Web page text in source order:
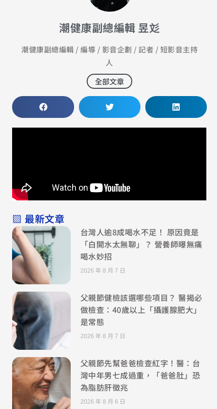
潮健康副總編輯 昱彣
潮健康副總編輯 / 編導 / 影音企劃 / 記者 / 短影音主持
人
全部文章
▧ 最新文章
台灣人逾8成喝水不足！ 原因竟是
「白開水太無聊」？ 營養師曝無痛
喝水妙招
2026 年 8 月 7 日
父親節健檢該選哪些項目？ 醫揭必
做檢查：40歲以上「攝護腺肥大」
是常態
2026 年 8 月 7 日
父親節先幫爸爸檢查紅字！醫：台
灣中年男七成過重，「爸爸肚」恐
為脂肪肝徵兆
2026 年 8 月 6 日